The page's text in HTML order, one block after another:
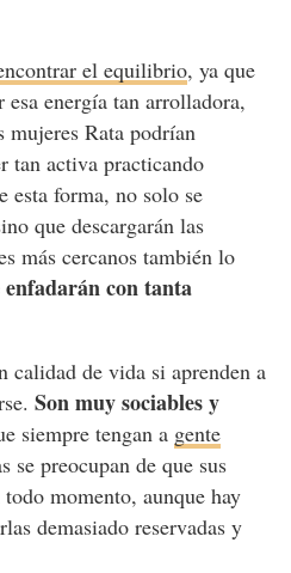
el equilibrio, ya que
energía tan arrolladora,
Rata podrían
tan activa practicando
esta forma, no solo se
que descargarán las
más cercanos también lo
enfadarán con tanta
calidad de vida si aprenden a
Son muy sociables y
siempre tengan a gente
se preocupan de que sus
momento, aunque hay
demasiado reservadas y